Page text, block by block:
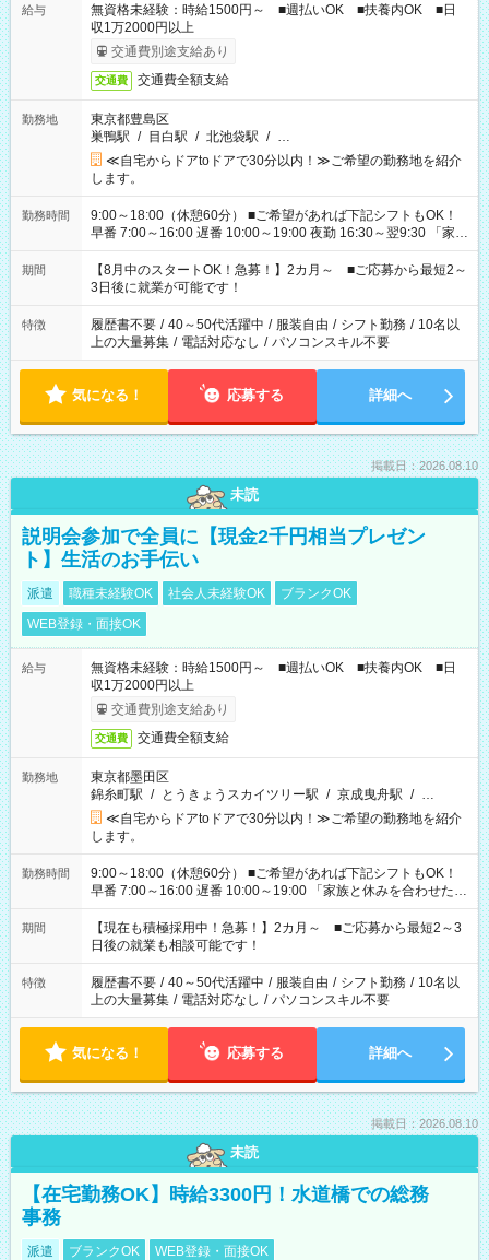
給与
無資格未経験：時給1500円～ ■週払いOK ■扶養内OK ■日
収1万2000円以上
交通費別途支給あり
交通費 交通費全額支給
勤務地
東京都豊島区
巣鴨駅 / 目白駅 / 北池袋駅 / …
≪自宅からドアtoドアで30分以内！≫ご希望の勤務地を紹介
します。
勤務時間
9:00～18:00（休憩60分） ■ご希望があれば下記シフトもOK！
早番 7:00～16:00 遅番 10:00～19:00 夜勤 16:30～翌9:30 「家族
と休みを合わせたい」 「余裕を持って夕飯の準備がしたい」
「できれば残業はしたくない」 など、ご希望を教えてください
ね。 ※Wワーク希望の方へ 今ご覧のお仕事で希望する勤務時間
と、もう1つのお仕事の勤務時間。 合計で週40時間を超える場
合は応募できません。
期間
【8月中のスタートOK！急募！】2カ月～ ■ご応募から最短2～
3日後に就業が可能です！
特徴 履歴書不要 / 40～50代活躍中 / 服装自由 / シフト勤務 / 10名以
上の大量募集 / 電話対応なし / パソコンスキル不要
気になる！ 応募する 詳細へ
掲載日：2026.08.10
未読
説明会参加で全員に【現金2千円相当プレゼン
ト】生活のお手伝い
派遣 職種未経験OK 社会人未経験OK
ブランクOK
WEB登録・面接OK
給与
無資格未経験：時給1500円～ ■週払いOK ■扶養内OK ■日
収1万2000円以上
交通費別途支給あり
交通費 交通費全額支給
勤務地
東京都墨田区
錦糸町駅 / とうきょうスカイツリー駅 / 京成曳舟駅 / …
≪自宅からドアtoドアで30分以内！≫ご希望の勤務地を紹介
します。
勤務時間
9:00～18:00（休憩60分） ■ご希望があれば下記シフトもOK！
早番 7:00～16:00 遅番 10:00～19:00 「家族と休みを合わせた
い」 「余裕を持って夕飯の準備がしたい」 「できれば残業はし
たくない」 など、ご希望を教えてくださいね。 ※Wワーク希望
の方へ 今ご覧のお仕事で希望する勤務時間と、もう1つのお仕事
の勤務時間。 合計で週40時間を超える場合は応募できません。
期間
【現在も積極採用中！急募！】2カ月～ ■ご応募から最短2～3
日後の就業も相談可能です！
特徴 履歴書不要 / 40～50代活躍中 / 服装自由 / シフト勤務 / 10名以
上の大量募集 / 電話対応なし / パソコンスキル不要
気になる！ 応募する 詳細へ
掲載日：2026.08.10
未読
【在宅勤務OK】時給3300円！水道橋での総務
事務
派遣 ブランクOK WEB登録・面接OK